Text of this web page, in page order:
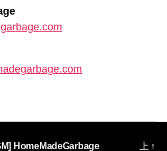
HomeMadeGarbage 上 ↑